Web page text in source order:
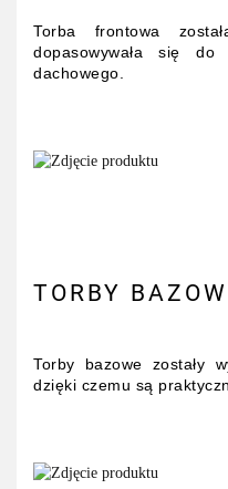
Torba frontowa
dopasowywała się do
dachowego.
TORBY
Torby bazowe zostały
dzięki czemu są